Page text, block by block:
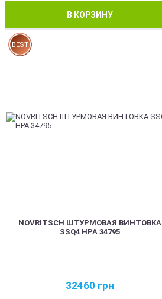
В КОРЗИНУ
BEST
NOVRITSCH ШТУРМОВАЯ ВИНТОВКА
SSQ4 HPA 34795
32460 грн